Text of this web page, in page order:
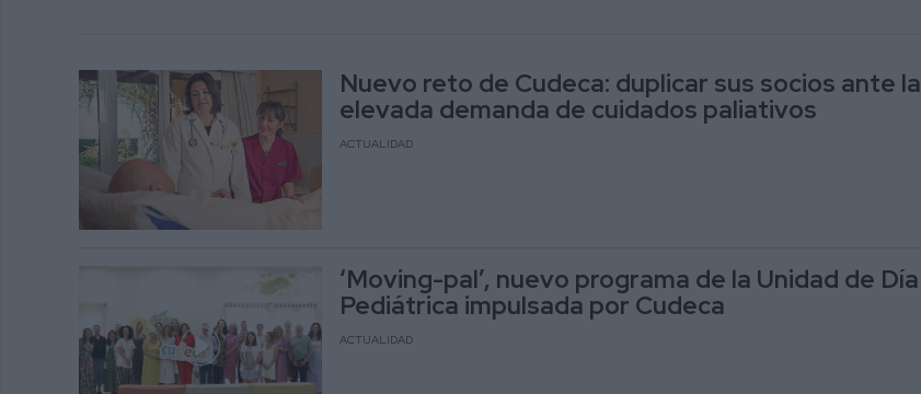
Nuevo reto de Cudeca: duplicar sus socios ante la
elevada demanda de cuidados paliativos
ACTUALIDAD
‘Moving-pal’, nuevo programa de la Unidad de Día
Pediátrica impulsada por Cudeca
ACTUALIDAD